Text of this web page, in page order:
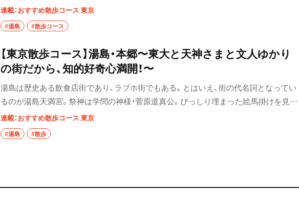
2年（1861）の「小石川谷中本郷絵図」を手に歩く白山・根津・湯島の散歩コースを紹介。
タイムスリップを楽しむ特別な散歩体験を！
連載：おすすめ散歩コース 東京
#湯島 #散歩コース
【東京散歩コース】湯島・本郷〜東大と天神さまと文人ゆかり
の街だから、知的好奇心満開！〜
湯島は歴史ある飲食店街であり、ラブホ街でもある。とはいえ、街の代名詞となってい
るのが湯島天満宮。祭神は学問の神様・菅原道真公。びっしり埋まった絵馬掛けを見る
と、受験生の思いが伝わってくる。麟祥院には徳川家光の乳母・春日局の墓がある。春日
通りの名の由来になった寺で、通りを見守るように春日局の像が立つ。春日通りの北側
には東京大学本郷キャンパスが広がる。本郷通り沿いには古書店が連なっていたが、店
連載：おすすめ散歩コース 東京
#湯島 #散歩